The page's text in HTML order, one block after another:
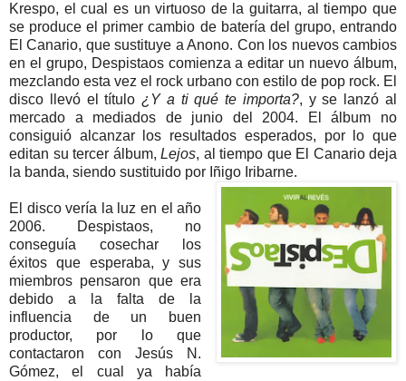
Krespo, el cual es un virtuoso de la guitarra, al tiempo que
se produce el primer cambio de batería del grupo, entrando
El Canario, que sustituye a Anono. Con los nuevos cambios
en el grupo, Despistaos comienza a editar un nuevo álbum,
mezclando esta vez el rock urbano con estilo de pop rock. El
disco llevó el título¿Y a ti qué te importa?, y se lanzó al
mercado a mediados de junio del 2004. El álbum no
consiguió alcanzar los resultados esperados, por lo que
editan su tercer álbum, Lejos, al tiempo que El Canario deja
la banda, siendo sustituido por Iñigo Iribarne.
El disco vería la luz en el año
2006. Despistaos, no
conseguía cosechar los
éxitos que esperaba, y sus
miembros pensaron que era
debido a la falta de la
influencia de un buen
productor, por lo que
contactaron con Jesús N.
Gómez, el cual ya había